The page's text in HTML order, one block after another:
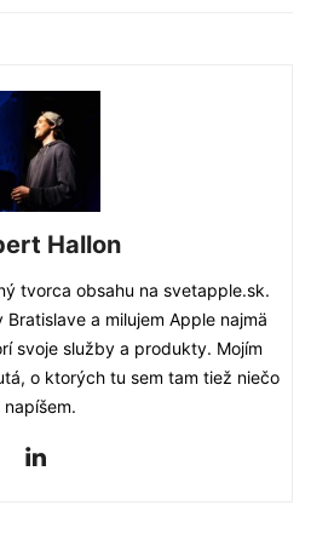
Hallon
tvorca obsahu na svetapple.sk.
a milujem Apple najmä
svoje služby a produkty. Mojím
o ktorých tu sem tam tiež niečo
napíšem.